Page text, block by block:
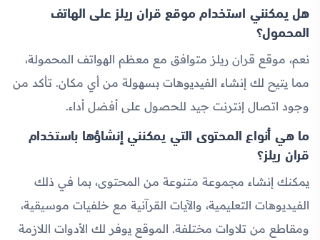
هل يمكنني استخدام موقع قران ريلز على الهاتف
المحمول؟
نعم، موقع قران ريلز متوافق مع معظم الهواتف المحمولة،
مما يتيح لك إنشاء الفيديوهات بسهولة من أي مكان. تأكد من
وجود اتصال إنترنت جيد للحصول على أفضل أداء.
ما هي أنواع المحتوى التي يمكنني إنشاؤها باستخدام
قران ريلز؟
يمكنك إنشاء مجموعة متنوعة من المحتوى، بما في ذلك
الفيديوهات التعليمية، والآيات القرآنية مع خلفيات موسيقية،
ومقاطع من تلاوات مختلفة. الموقع يوفر لك الأدوات اللازمة